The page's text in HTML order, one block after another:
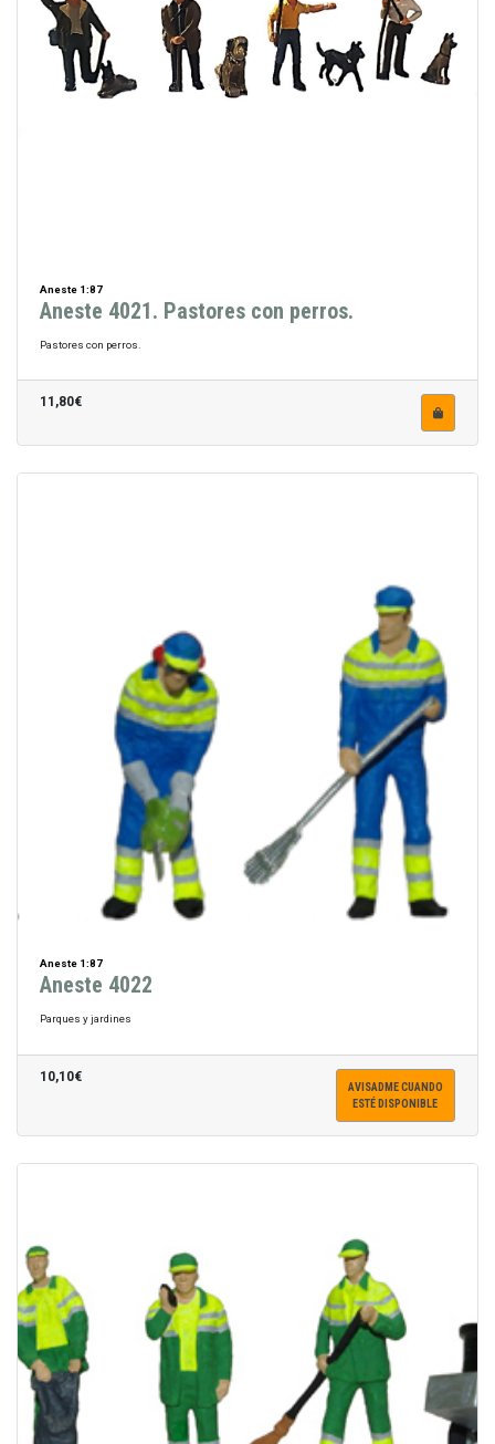
Aneste 1:87
Aneste 4021. Pastores con perros.
Pastores con perros.
11,80€
Aneste 1:87
Aneste 4022
Parques y jardines
10,10€
AVISADME CUANDO
ESTÉ DISPONIBLE